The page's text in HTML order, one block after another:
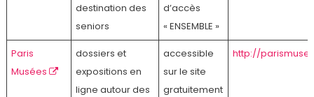
destination des
seniors
d’accès
« ENSEMBLE »
Paris
Musées
dossiers et
expositions en
ligne autour des
accessible
sur le site
gratuitement
http://